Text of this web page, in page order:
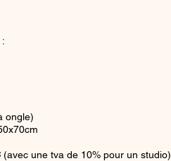
ongle)
(avec une tva de 10% pour un studio).